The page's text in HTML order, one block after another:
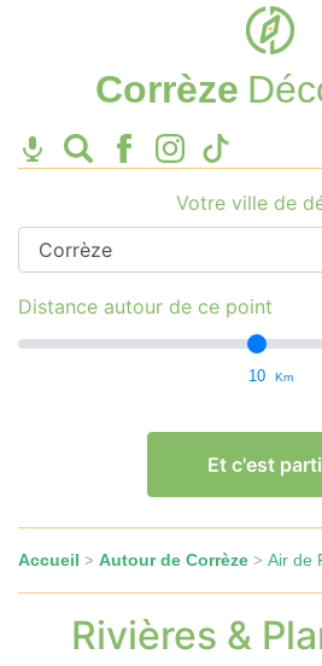
Corrèze
Votre ville de
Distance autour de ce point
10 Km
Et c'est
Accueil > Autour de Corrèze > Air de
Rivières &